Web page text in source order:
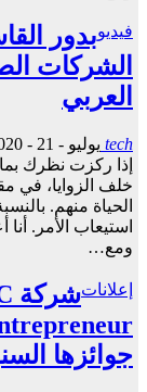
فيديوبدور
الشركات
العربي
tech يوليو - 21 - 2020
إذا ركزت نظرك
خلف الزوايا، في
الحياة منهم.
استيعاب الأمر.
ومع…
إعلانات
جوائزها